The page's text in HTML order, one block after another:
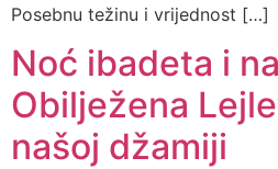
Posebnu težinu i vrijednost […]
Noć ibadeta i
Obilježena
našoj džamiji